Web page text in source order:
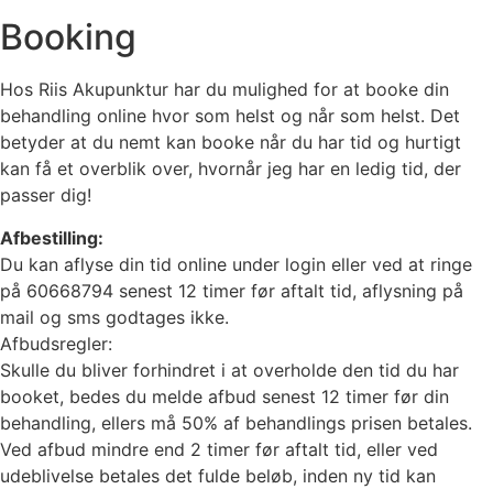
Booking
Hos Riis Akupunktur har du mulighed for at booke din
behandling online hvor som helst og når som helst. Det
betyder at du nemt kan booke når du har tid og hurtigt
kan få et overblik over, hvornår jeg har en ledig tid, der
passer dig!
Afbestilling:
Du kan aflyse din tid online under login eller ved at ringe
på 60668794 senest 12 timer før aftalt tid, aflysning på
mail og sms godtages ikke.
Afbudsregler:
Skulle du bliver forhindret i at overholde den tid du har
booket, bedes du melde afbud senest 12 timer før din
behandling, ellers må 50% af behandlings prisen betales.
Ved afbud mindre end 2 timer før aftalt tid, eller ved
udeblivelse betales det fulde beløb, inden ny tid kan